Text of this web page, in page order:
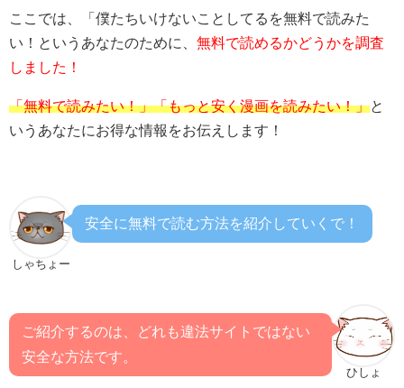
ここでは、「僕たちいけないことしてる を無料で読みた
い！というあなたのために、 無料で読めるかどうかを調査
しました！
「無料で読みたい！」「もっと安く漫画を読みたい！」と
いうあなたにお得な情報をお伝えします！
しゃちょー
安全に無料で読む方法を紹介していくで！
ひしょ
ご紹介するのは、どれも違法サイトではない
安全な方法です。